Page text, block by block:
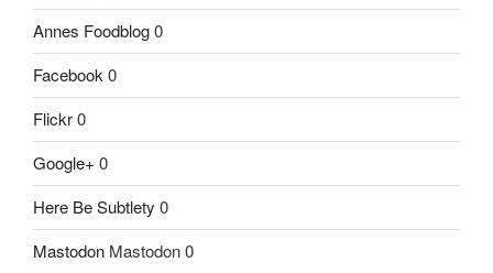
Annes Foodblog0
Facebook0
Flickr0
Google+ 0
Here Be Subtlety 0
Mastodon Mastodon 0